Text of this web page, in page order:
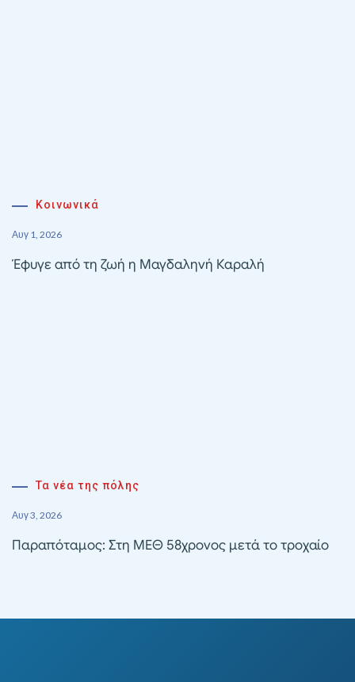
Κοινωνικά
Αυγ 1, 2026
Έφυγε από τη ζωή η Μαγδαληνή Καραλή
Τα νέα της πόλης
Αυγ 3, 2026
Παραπόταμος: Στη ΜΕΘ 58χρονος μετά το τροχαίο